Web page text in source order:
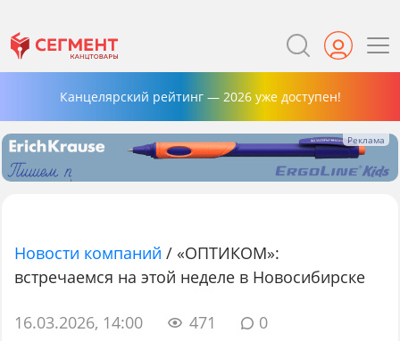
Канцелярский рейтинг — 2026 уже доступен!
Новости компаний / «ОПТИКОМ»:
встречаемся на этой неделе в Новосибирске
16.03.2026, 14:00 471 0